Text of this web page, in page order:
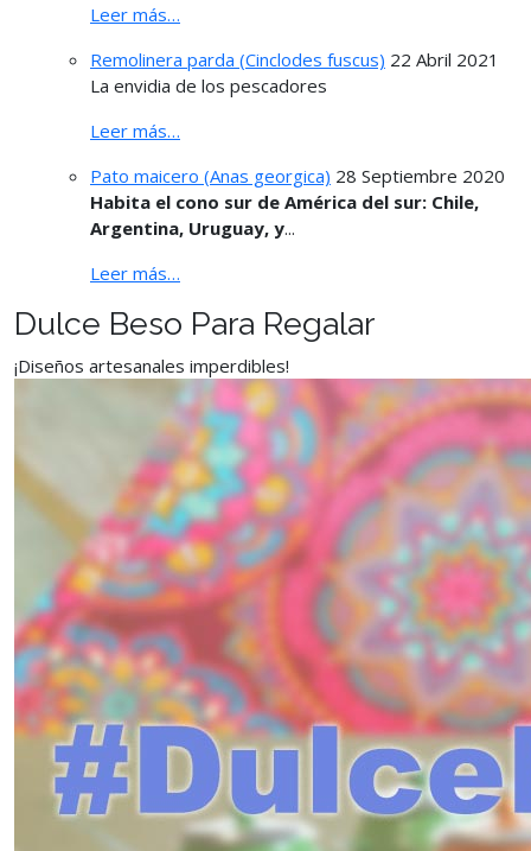
Leer más…
Remolinera parda (Cinclodes fuscus) 22 Abril 2021
La envidia de los pescadores
Leer más…
Pato maicero (Anas georgica) 28 Septiembre 2020
Habita el cono sur de América del sur: Chile,
Argentina, Uruguay, y...
Leer más…
Dulce Beso Para Regalar
¡Diseños artesanales imperdibles!